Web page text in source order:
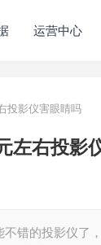
运营中心
投影仪害眼睛吗
左右投影
错的投影仪了